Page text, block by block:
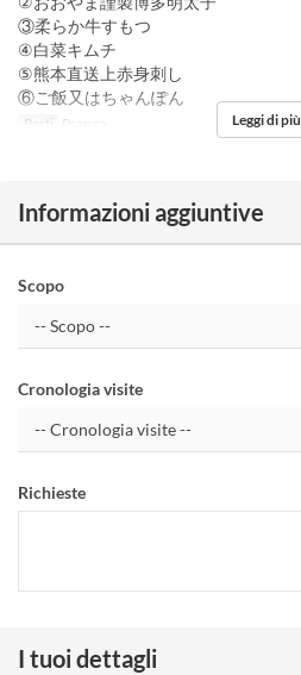
③柔らか牛すもつ
④白菜キムチ
⑤熊本直送上赤身刺し
⑥ご飯又はちゃんぽん
Pasti Pranzo Leggi di più
Informazioni aggiuntive
Scopo
Cronologia visite
Richieste
I tuoi dettagli